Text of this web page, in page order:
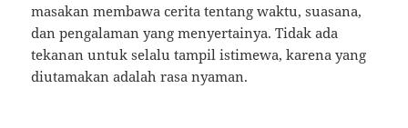
masakan membawa cerita tentang waktu, suasana,
dan pengalaman yang menyertainya. Tidak ada
tekanan untuk selalu tampil istimewa, karena yang
diutamakan adalah rasa nyaman.